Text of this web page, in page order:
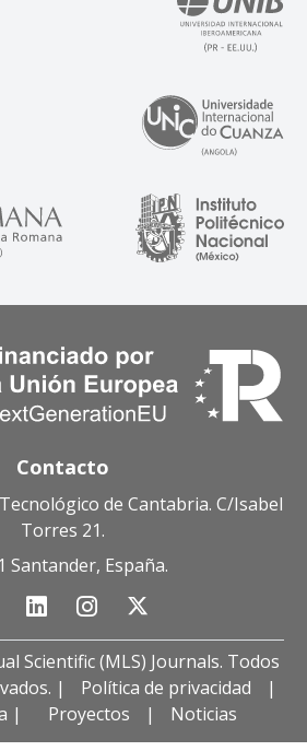
Contacto
de Cantabria. C/Isabel
Torres 21.
Santander, España.
Scientific (MLS) Journals. Todos
|
Política de privacidad
|
|
Proyectos | Noticias